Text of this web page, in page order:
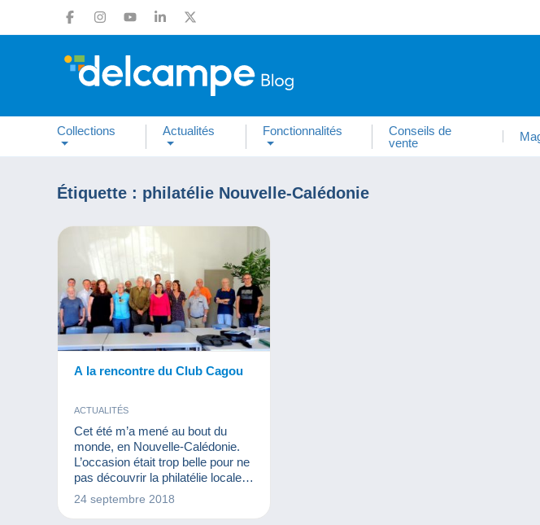
Collections Actualités Fonctionnalités
Conseils de
vente
Étiquette : philatélie Nouvelle-Calédonie
A la rencontre du Club Cagou
ACTUALITÉS
Cet été m’a mené au bout du
monde, en Nouvelle-Calédonie.
L’occasion était trop belle pour ne
pas découvrir la philatélie locale.
C’est ainsi que le Club
Philatélique du Cagou m’a fait
24 septembre 2018